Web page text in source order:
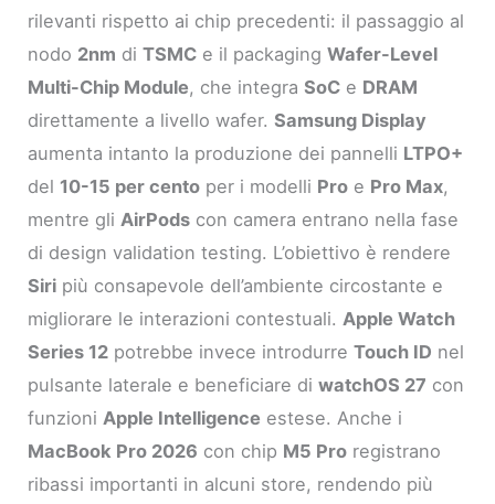
rilevanti rispetto ai chip precedenti: il passaggio al
nodo 2nm diTSMC e il packagingWafer-Level
Multi-Chip Module, che integraSoC e DRAM
direttamente a livello wafer.Samsung Display
aumenta intanto la produzione dei pannelli LTPO+
del 10-15 per cento per i modelli Pro e Pro Max,
mentre gli AirPods con camera entrano nella fase
di design validation testing. L’obiettivo è rendere
Siri più consapevole dell’ambiente circostante e
migliorare le interazioni contestuali. Apple Watch
Series 12 potrebbe invece introdurreTouch ID nel
pulsante laterale e beneficiare diwatchOS 27 con
funzioni Apple Intelligence estese. Anche i
MacBook Pro 2026 con chip M5 Pro registrano
ribassi importanti in alcuni store, rendendo più